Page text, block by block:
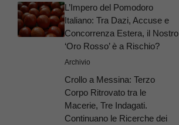
L’Impero del Pomodoro
Italiano: Tra Dazi, Accuse e
Concorrenza Estera, il Nostro
‘Oro Rosso’ è a Rischio?
Archivio
Crollo a Messina: Terzo
Corpo Ritrovato tra le
Macerie, Tre Indagati.
Continuano le Ricerche dei